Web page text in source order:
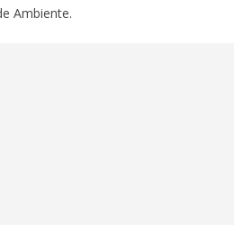
Ambiente.